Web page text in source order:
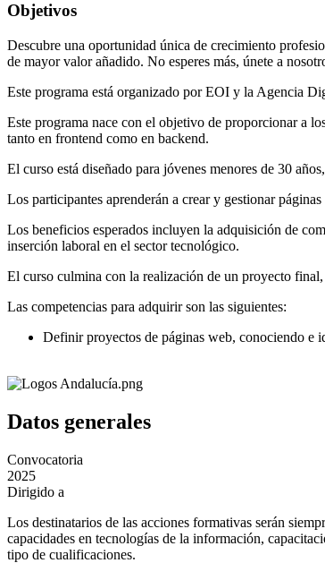
Objetivos
Descubre una oportunidad única de crecimiento
de mayor valor añadido. No esperes más, únete a
Este programa está organizado por EOI y la Agencia
Este programa nace con el objetivo de proporcionar a
tanto en frontend como en backend.
El curso está diseñado para jóvenes menores de 30
Los participantes aprenderán a crear y gestionar
Los beneficios esperados incluyen la adquisición de
inserción laboral en el sector tecnológico.
El curso culmina con la realización de un proyecto
Las competencias para adquirir son las siguientes:
Definir proyectos de páginas web, conociendo e
Datos generales
Convocatoria
2025
Dirigido a
Los destinatarios de las acciones formativas serán
capacidades en tecnologías de la información,
tipo de cualificaciones.